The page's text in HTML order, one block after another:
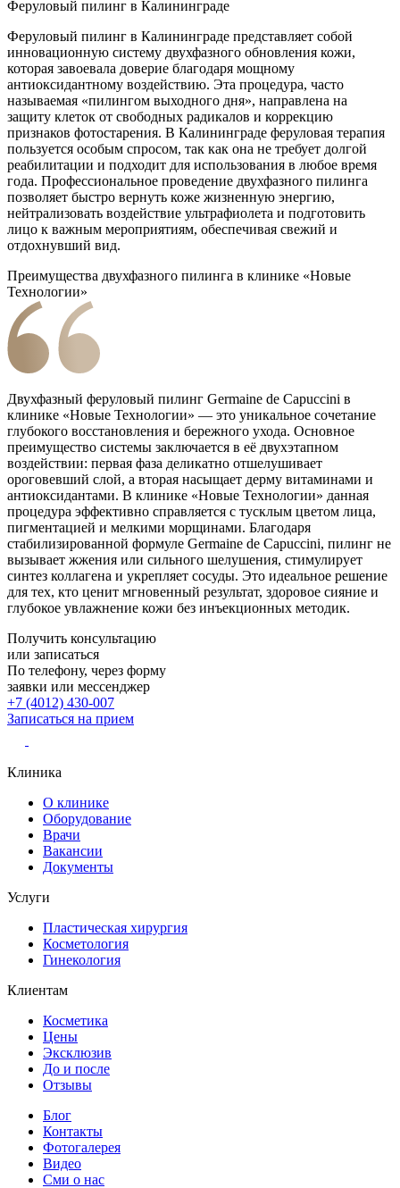
Феруловый пилинг в Калининграде
Феруловый пилинг в Калининграде представляет собой
инновационную систему двухфазного обновления кожи,
которая завоевала доверие благодаря мощному
антиоксидантному воздействию. Эта процедура, часто
называемая «пилингом выходного дня», направлена на
защиту клеток от свободных радикалов и коррекцию
признаков фотостарения. В Калининграде феруловая терапия
пользуется особым спросом, так как она не требует долгой
реабилитации и подходит для использования в любое время
года. Профессиональное проведение двухфазного пилинга
позволяет быстро вернуть коже жизненную энергию,
нейтрализовать воздействие ультрафиолета и подготовить
лицо к важным мероприятиям, обеспечивая свежий и
отдохнувший вид.
Преимущества двухфазного пилинга в клинике «Новые
Технологии»
Двухфазный феруловый пилинг Germaine de Capuccini в
клинике «Новые Технологии» — это уникальное сочетание
глубокого восстановления и бережного ухода. Основное
преимущество системы заключается в её двухэтапном
воздействии: первая фаза деликатно отшелушивает
ороговевший слой, а вторая насыщает дерму витаминами и
антиоксидантами. В клинике «Новые Технологии» данная
процедура эффективно справляется с тусклым цветом лица,
пигментацией и мелкими морщинами. Благодаря
стабилизированной формуле Germaine de Capuccini, пилинг не
вызывает жжения или сильного шелушения, стимулирует
синтез коллагена и укрепляет сосуды. Это идеальное решение
для тех, кто ценит мгновенный результат, здоровое сияние и
глубокое увлажнение кожи без инъекционных методик.
Получить консультацию
или записаться
По телефону, через форму
заявки или мессенджер
+7 (4012) 430-007
Записаться на прием
Клиника
О клинике
Оборудование
Врачи
Вакансии
Документы
Услуги
Пластическая хирургия
Косметология
Гинекология
Клиентам
Косметика
Цены
Эксклюзив
До и после
Отзывы
Блог
Контакты
Фотогалерея
Видео
Сми о нас